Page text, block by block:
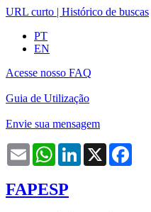
URL curto | Histórico de buscas
PT
EN
Acesse nosso FAQ
Guia de Utilização
Envie sua mensagem
Email WhatsAppLinkedIn
X
FAPESP